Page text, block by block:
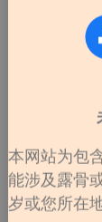
社畜黑岩
在“
而那份
“
本网站为包
能涉及露骨
岁或您所在